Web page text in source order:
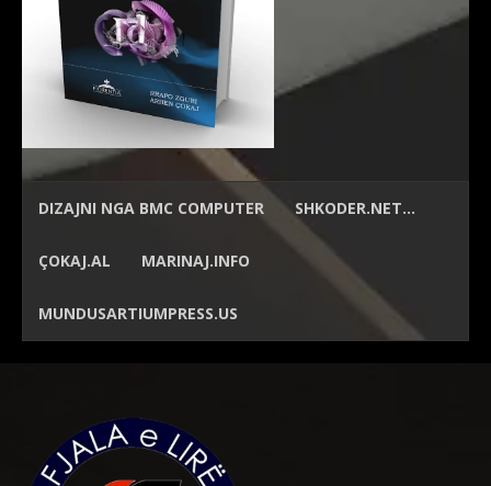
DIZAJNI NGA BMC COMPUTER SHKODER.NET…
ÇOKAJ.AL MARINAJ.INFO
MUNDUSARTIUMPRESS.US